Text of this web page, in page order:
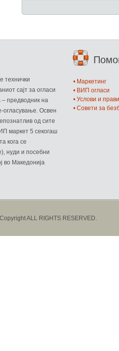
технички
сајт за огласи
– предводник на
огласување. Освен
од сите
маркет 5 секогаш
кога се
нуди и посебни
во Македонија
• Маркетинг
• ВИП огласи
• Услови и
• Совети за
ALL RIGHTS RESERVED.